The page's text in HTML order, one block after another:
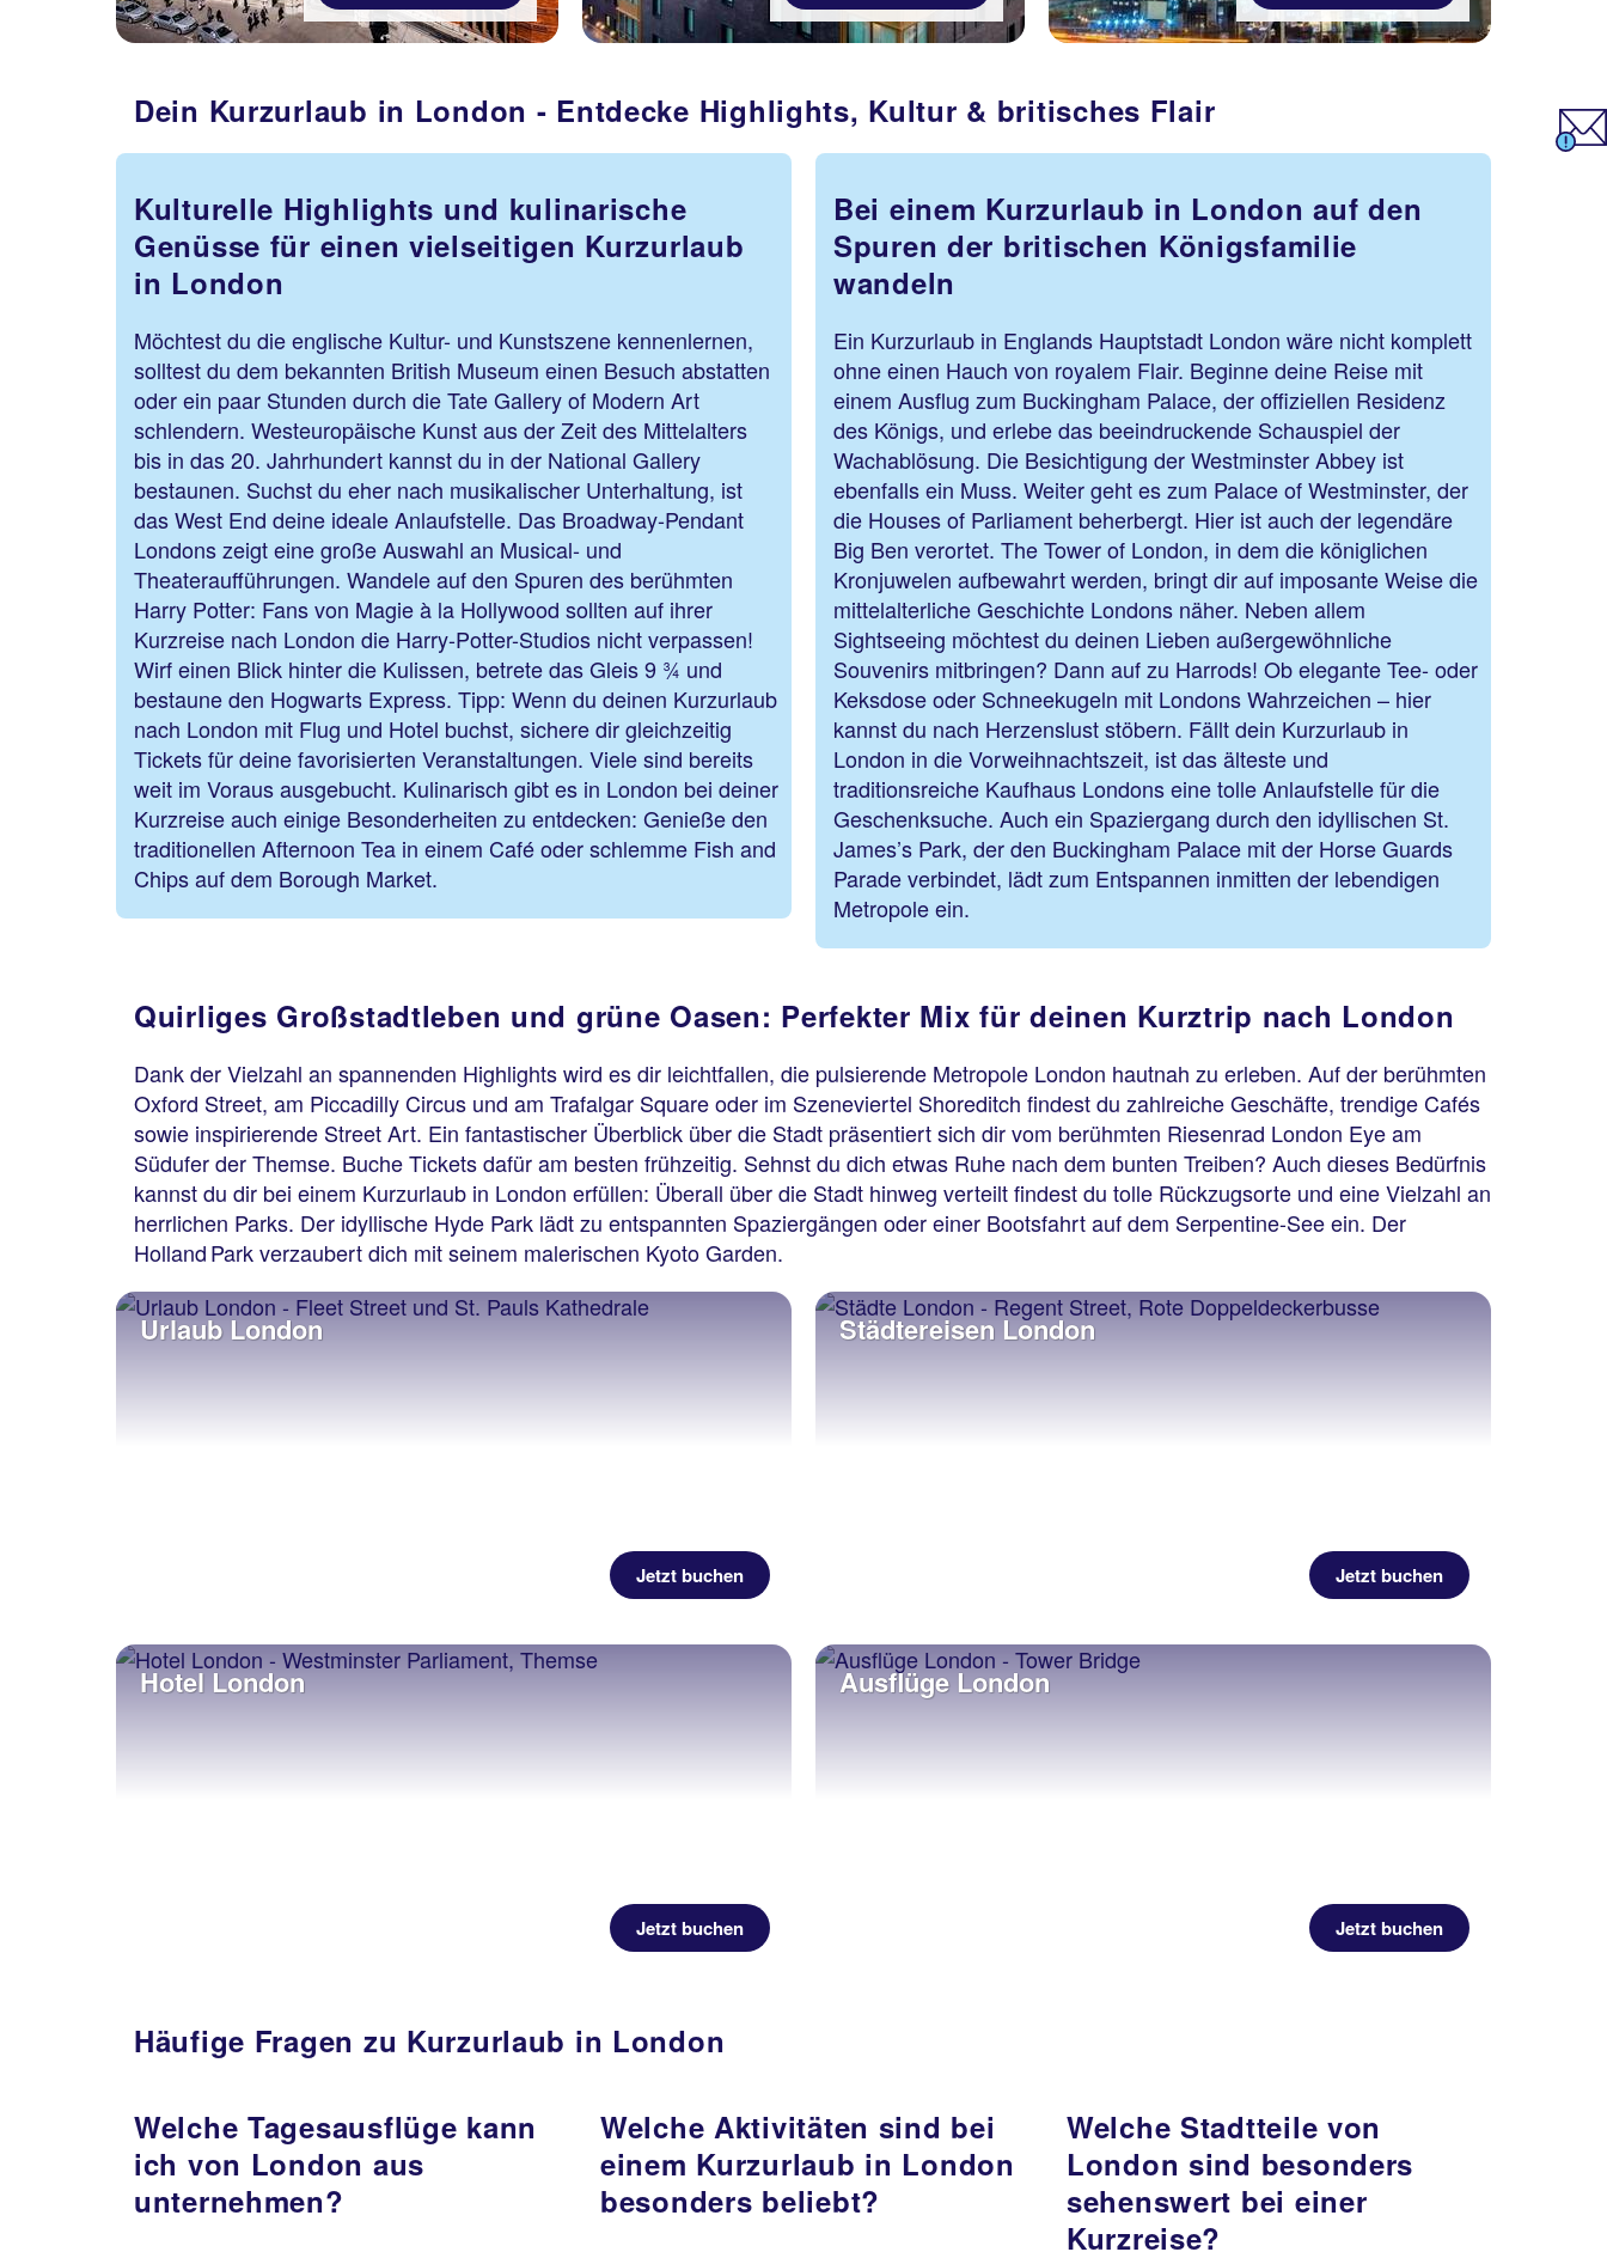
Dein Kurzurlaub in London - Entdecke Highlights, Kultur & britisches Flair
Kulturelle Highlights und kulinarische
Genüsse für einen vielseitigen Kurzurlaub
in London
Möchtest du die englische Kultur- und Kunstszene kennenlernen,
solltest du dem bekannten British Museum einen Besuch abstatten
oder ein paar Stunden durch die Tate Gallery of Modern Art
schlendern. Westeuropäische Kunst aus der Zeit des Mittelalters
bis in das 20. Jahrhundert kannst du in der National Gallery
bestaunen. Suchst du eher nach musikalischer Unterhaltung, ist
das West End deine ideale Anlaufstelle. Das Broadway-Pendant
Londons zeigt eine große Auswahl an Musical- und
Theateraufführungen. Wandele auf den Spuren des berühmten
Harry Potter: Fans von Magie à la Hollywood sollten auf ihrer
Kurzreise nach London die Harry-Potter-Studios nicht verpassen!
Wirf einen Blick hinter die Kulissen, betrete das Gleis 9 ¾ und
bestaune den Hogwarts Express. Tipp: Wenn du deinen Kurzurlaub
nach London mit Flug und Hotel buchst, sichere dir gleichzeitig
Tickets für deine favorisierten Veranstaltungen. Viele sind bereits
weit im Voraus ausgebucht. Kulinarisch gibt es in London bei deiner
Kurzreise auch einige Besonderheiten zu entdecken: Genieße den
traditionellen Afternoon Tea in einem Café oder schlemme Fish and
Chips auf dem Borough Market.
Bei einem Kurzurlaub in London auf den
Spuren der britischen Königsfamilie
wandeln
Ein Kurzurlaub in Englands Hauptstadt London wäre nicht komplett
ohne einen Hauch von royalem Flair. Beginne deine Reise mit
einem Ausflug zum Buckingham Palace, der offiziellen Residenz
des Königs, und erlebe das beeindruckende Schauspiel der
Wachablösung. Die Besichtigung der Westminster Abbey ist
ebenfalls ein Muss. Weiter geht es zum Palace of Westminster, der
die Houses of Parliament beherbergt. Hier ist auch der legendäre
Big Ben verortet. The Tower of London, in dem die königlichen
Kronjuwelen aufbewahrt werden, bringt dir auf imposante Weise die
mittelalterliche Geschichte Londons näher. Neben allem
Sightseeing möchtest du deinen Lieben außergewöhnliche
Souvenirs mitbringen? Dann auf zu Harrods! Ob elegante Tee- oder
Keksdose oder Schneekugeln mit Londons Wahrzeichen – hier
kannst du nach Herzenslust stöbern. Fällt dein Kurzurlaub in
London in die Vorweihnachtszeit, ist das älteste und
traditionsreiche Kaufhaus Londons eine tolle Anlaufstelle für die
Geschenksuche. Auch ein Spaziergang durch den idyllischen St.
James’s Park, der den Buckingham Palace mit der Horse Guards
Parade verbindet, lädt zum Entspannen inmitten der lebendigen
Metropole ein.
Quirliges Großstadtleben und grüne Oasen: Perfekter Mix für deinen Kurztrip nach London
Dank der Vielzahl an spannenden Highlights wird es dir leichtfallen, die pulsierende Metropole London hautnah zu erleben. Auf der berühmten
Oxford Street, am Piccadilly Circus und am Trafalgar Square oder im Szeneviertel Shoreditch findest du zahlreiche Geschäfte, trendige Cafés
sowie inspirierende Street Art. Ein fantastischer Überblick über die Stadt präsentiert sich dir vom berühmten Riesenrad London Eye am
Südufer der Themse. Buche Tickets dafür am besten frühzeitig. Sehnst du dich etwas Ruhe nach dem bunten Treiben? Auch dieses Bedürfnis
kannst du dir bei einem Kurzurlaub in London erfüllen: Überall über die Stadt hinweg verteilt findest du tolle Rückzugsorte und eine Vielzahl an
herrlichen Parks. Der idyllische Hyde Park lädt zu entspannten Spaziergängen oder einer Bootsfahrt auf dem Serpentine-See ein. Der
Holland Park verzaubert dich mit seinem malerischen Kyoto Garden.
Urlaub London
Jetzt buchen
Städtereisen London
Jetzt buchen
Hotel London
Jetzt buchen
Ausflüge London
Jetzt buchen
Häufige Fragen zu Kurzurlaub in London
Welche Tagesausflüge kann
ich von London aus
unternehmen?
Welche Aktivitäten sind bei
einem Kurzurlaub in London
besonders beliebt?
Welche Stadtteile von
London sind besonders
sehenswert bei einer
Kurzreise?